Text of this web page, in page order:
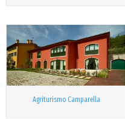
Agriturismo Camparella